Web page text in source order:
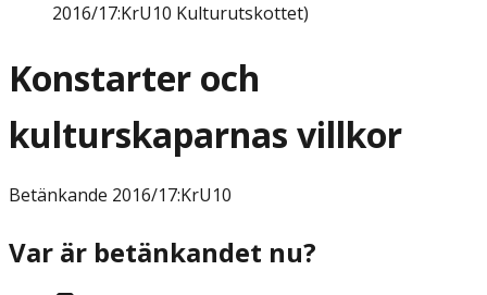
2016/17:KrU10 Kulturutskottet)
Konstarter och
kulturskaparnas villkor
Betänkande 2016/17:KrU10
Var är betänkandet nu?